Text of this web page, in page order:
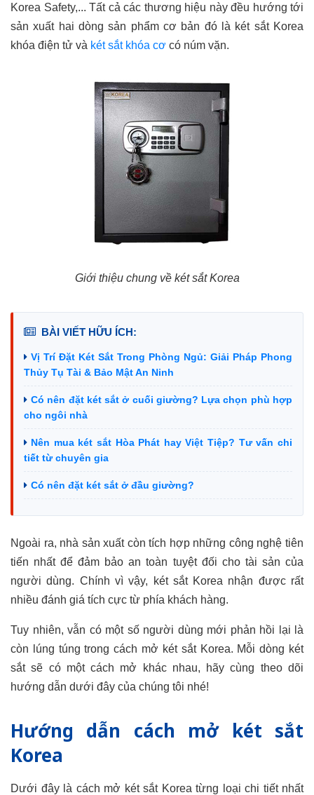
Korea Safety,... Tất cả các thương hiệu này đều hướng tới
sản xuất hai dòng sản phẩm cơ bản đó là két sắt Korea
khóa điện tử và két sắt khóa cơ có núm vặn.
Giới thiệu chung về két sắt Korea
BÀI VIẾT HỮU ÍCH:
Vị Trí Đặt Két Sắt Trong Phòng Ngủ: Giải Pháp Phong
Thủy Tụ Tài & Bảo Mật An Ninh
Có nên đặt két sắt ở cuối giường? Lựa chọn phù hợp
cho ngôi nhà
Nên mua két sắt Hòa Phát hay Việt Tiệp? Tư vấn chi
tiết từ chuyên gia
Có nên đặt két sắt ở đầu giường?
Ngoài ra, nhà sản xuất còn tích hợp những công nghệ tiên
tiến nhất để đảm bảo an toàn tuyệt đối cho tài sản của
người dùng. Chính vì vậy, két sắt Korea nhận được rất
nhiều đánh giá tích cực từ phía khách hàng.
Tuy nhiên, vẫn có một số người dùng mới phản hồi lại là
còn lúng túng trong cách mở két sắt Korea. Mỗi dòng két
sắt sẽ có một cách mở khác nhau, hãy cùng theo dõi
hướng dẫn dưới đây của chúng tôi nhé!
Hướng dẫn cách mở két sắt
Korea
Dưới đây là cách mở két sắt Korea từng loại chi tiết nhất